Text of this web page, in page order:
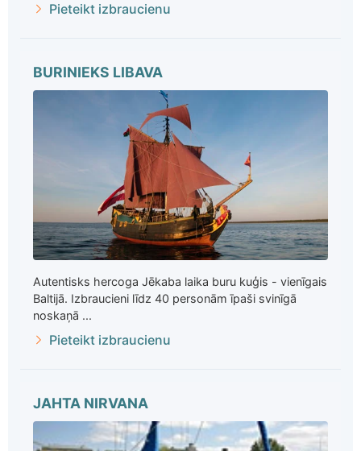
Pieteikt izbraucienu
BURINIEKS LIBAVA
Autentisks hercoga Jēkaba laika buru kuģis - vienīgais
Baltijā. Izbraucieni līdz 40 personām īpaši svinīgā
noskaņā ...
Pieteikt izbraucienu
JAHTA NIRVANA